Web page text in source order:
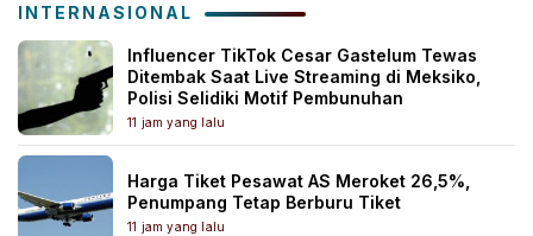
INTERNASIONAL
Influencer TikTok Cesar Gastelum Tewas
Ditembak Saat Live Streaming di Meksiko,
Polisi Selidiki Motif Pembunuhan
11 jam yang lalu
Harga Tiket Pesawat AS Meroket 26,5%,
Penumpang Tetap Berburu Tiket
11 jam yang lalu